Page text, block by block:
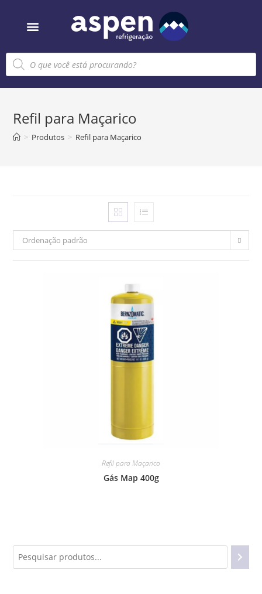
Refil para Maçarico
> Produtos > Refil para Maçarico
Ordenação padrão
Refil para Maçarico
Gás Map 400g